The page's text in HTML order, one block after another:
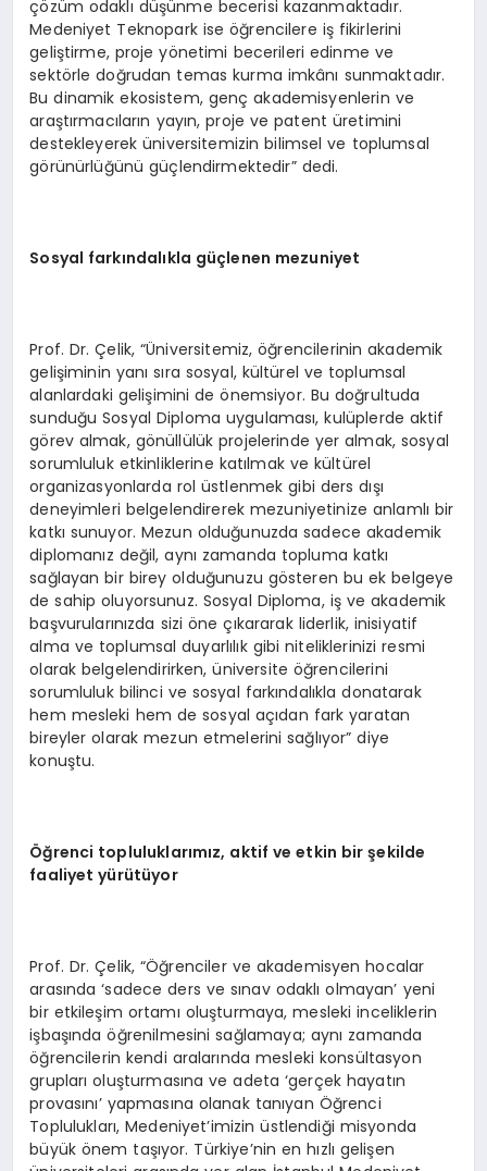
çözüm odaklı düşünme becerisi kazanmaktadır.
Medeniyet Teknopark ise öğrencilere iş fikirlerini
geliştirme, proje yönetimi becerileri edinme ve
sektörle doğrudan temas kurma imkânı sunmaktadır.
Bu dinamik ekosistem, genç akademisyenlerin ve
araştırmacıların yayın, proje ve patent üretimini
destekleyerek üniversitemizin bilimsel ve toplumsal
görünürlüğünü güçlendirmektedir” dedi.
Sosyal farkındalıkla güçlenen mezuniyet
Prof. Dr. Çelik, “Üniversitemiz, öğrencilerinin akademik
gelişiminin yanı sıra sosyal, kültürel ve toplumsal
alanlardaki gelişimini de önemsiyor. Bu doğrultuda
sunduğu Sosyal Diploma uygulaması, kulüplerde aktif
görev almak, gönüllülük projelerinde yer almak, sosyal
sorumluluk etkinliklerine katılmak ve kültürel
organizasyonlarda rol üstlenmek gibi ders dışı
deneyimleri belgelendirerek mezuniyetinize anlamlı bir
katkı sunuyor. Mezun olduğunuzda sadece akademik
diplomanız değil, aynı zamanda topluma katkı
sağlayan bir birey olduğunuzu gösteren bu ek belgeye
de sahip oluyorsunuz. Sosyal Diploma, iş ve akademik
başvurularınızda sizi öne çıkararak liderlik, inisiyatif
alma ve toplumsal duyarlılık gibi niteliklerinizi resmi
olarak belgelendirirken, üniversite öğrencilerini
sorumluluk bilinci ve sosyal farkındalıkla donatarak
hem mesleki hem de sosyal açıdan fark yaratan
bireyler olarak mezun etmelerini sağlıyor” diye
konuştu.
Öğrenci topluluklarımız, aktif ve etkin bir şekilde
faaliyet yürütüyor
Prof. Dr. Çelik, “Öğrenciler ve akademisyen hocalar
arasında ‘sadece ders ve sınav odaklı olmayan’ yeni
bir etkileşim ortamı oluşturmaya, mesleki inceliklerin
işbaşında öğrenilmesini sağlamaya; aynı zamanda
öğrencilerin kendi aralarında mesleki konsültasyon
grupları oluşturmasına ve adeta ‘gerçek hayatın
provasını’ yapmasına olanak tanıyan Öğrenci
Toplulukları, Medeniyet’imizin üstlendiği misyonda
büyük önem taşıyor. Türkiye’nin en hızlı gelişen